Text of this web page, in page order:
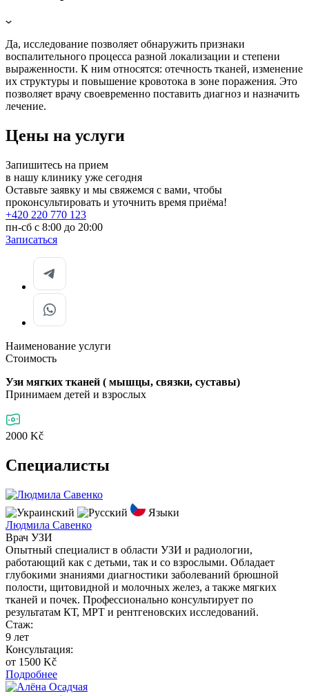
Да, исследование позволяет обнаружить признаки
воспалительного процесса разной локализации и степени
выраженности. К ним относятся: отечность тканей, изменение
их структуры и повышение кровотока в зоне поражения. Это
позволяет врачу своевременно поставить диагноз и назначить
лечение.
Цены на услуги
Запишитесь на прием
в нашу клинику уже сегодня
Оставьте заявку и мы свяжемся с вами, чтобы
проконсультировать и уточнить время приёма!
+420 220 770 123
пн-сб с 8:00 до 20:00
Записаться
Наименование услуги
Стоимость
Узи мягких тканей ( мышцы, связки, суставы)
Принимаем детей и взрослых
2000 Kč
Специалисты
Языки
Людмила Савенко
Врач УЗИ
Опытный специалист в области УЗИ и радиологии,
работающий как с детьми, так и со взрослыми. Обладает
глубокими знаниями диагностики заболеваний брюшной
полости, щитовидной и молочных желез, а также мягких
тканей и почек. Профессионально консультирует по
результатам КТ, МРТ и рентгеновских исследований.
Стаж:
9 лет
Консультация:
от 1500 Kč
Подробнее